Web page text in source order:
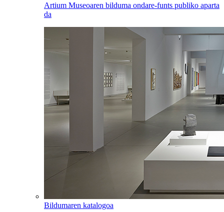
Artium Museoaren bilduma ondare-funts publiko aparta
da
Bildumaren katalogoa